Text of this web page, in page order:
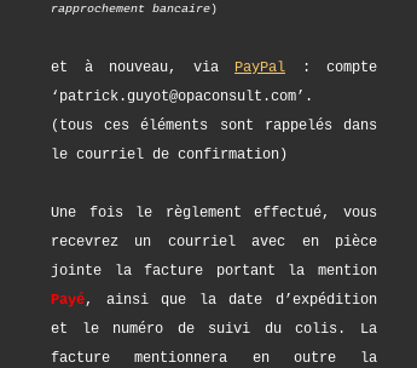
rapprochement bancaire)
et à nouveau, via PayPal : compte
‘patrick.guyot@opaconsult.com’.
(tous ces éléments sont rappelés dans
le courriel de confirmation)
Une fois le règlement effectué, vous
recevrez un courriel avec en pièce
jointe la facture portant la mention
Payé, ainsi que la date d’expédition
et le numéro de suivi du colis. La
facture mentionnera en outre la